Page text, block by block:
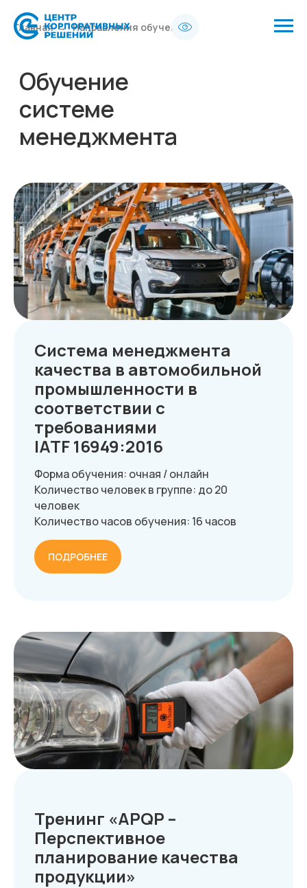
Главная → Направления обучения
системе
менеджмента
качества в
автомобильной
Система менеджмента
качества в автомобильной
промышленности в
соответствии с
требованиями
IATF 16949:2016
Форма обучения: очная / онлайн
Количество человек в группе: до 20
человек
Количество часов обучения: 16 часов
ПОДРОБНЕЕ
Тренинг «APQP –
Перспективное
планирование качества
продукции»